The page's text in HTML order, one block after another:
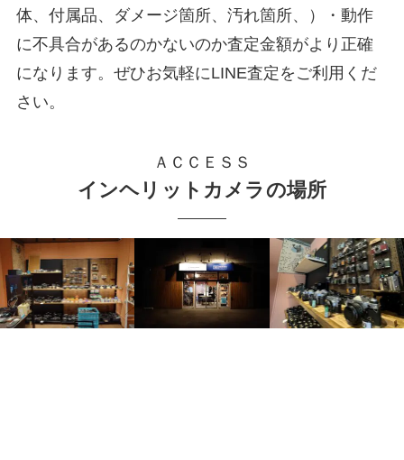
体、付属品、ダメージ箇所、汚れ箇所、）・動作
に不具合があるのかないのか査定金額がより正確
になります。ぜひお気軽にLINE査定をご利用くだ
さい。
ＡＣＣＥＳＳ
インヘリットカメラの場所